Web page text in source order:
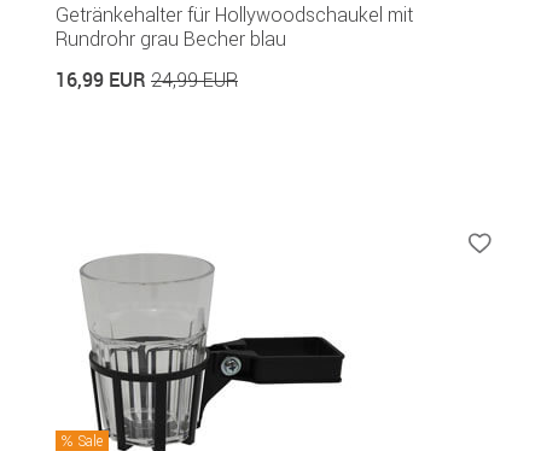
Getränkehalter für Hollywoodschaukel mit
Rundrohr grau Becher blau
16,99 EUR 24,99 EUR
Sale